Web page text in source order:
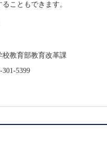
こともできます。
教育部教育改革課